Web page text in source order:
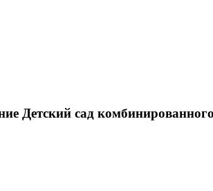
Детский сад